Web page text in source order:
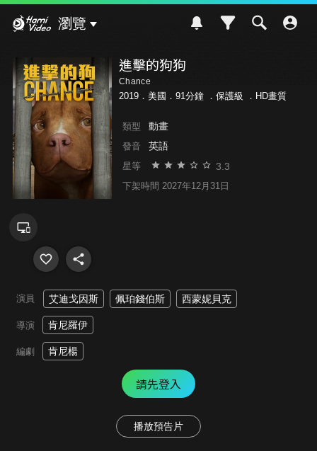
瀏覽
進擊的狗狗
Chance
2019．美國．91分鐘 ． 保護級 ．HD畫質
類型 動畫
發音 英語
星等 3.3
下架時間 2027年12月31日
演員 艾迪戈因斯 佩珀錢伯斯 西蒙妮貝克
導演 肯尼羅伊
編劇 肯尼楊
請先登入
播放預告片